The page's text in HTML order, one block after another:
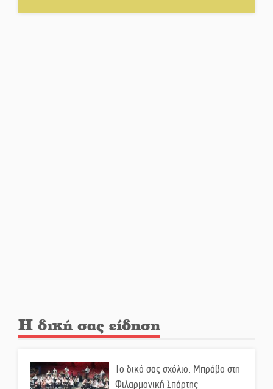
Εκδηλώσεις του ΚΚΕ Λακωνίας
Δάκος: Νέα «όπλα» στην
Η δική σας είδηση
Το δικό σας σχόλιο: Μπράβο στη
Φιλαρμονική Σπάρτης